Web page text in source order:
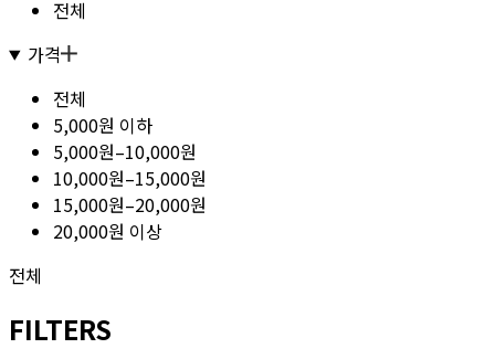
전체
가격
전체
5,000원 이하
5,000원–10,000원
10,000원–15,000원
15,000원–20,000원
20,000원 이상
전체
FILTERS